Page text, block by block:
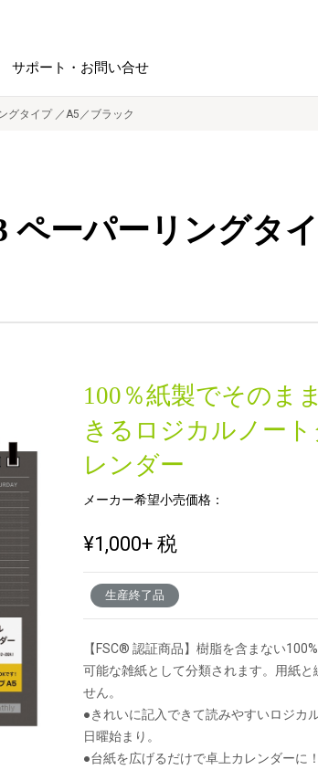
筆記具 DPS（データ・
認証一覧
サポート・お問い合せ
グタイプ ／A5／ブラック
ペーパーリングタ
100％紙製でそのま
きるロジカルノー
レンダー
メーカー希望小売価格：
¥1,000+ 税
生産終了品
【FSC® 認証商品】樹脂を含まない
可能な雑紙として分類されます。用紙
せん。
●きれいに記入できて読みやすいロジカ
日曜始まり。
●台紙を広げるだけで卓上カレンダーに！